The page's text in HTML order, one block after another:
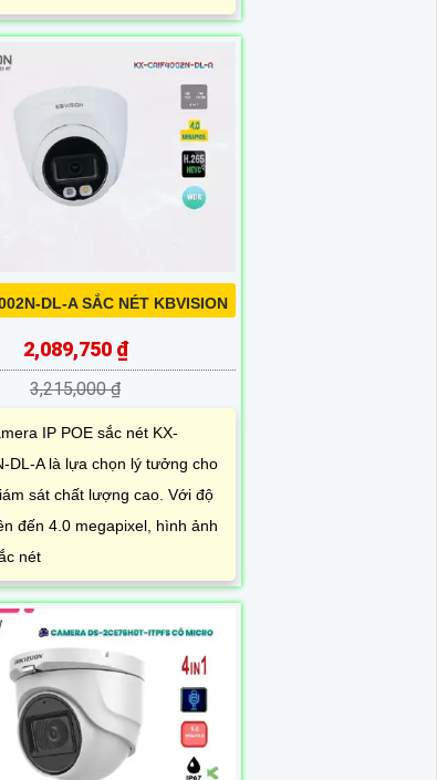
DL-A SẮC NÉT KBVISION
2,089,750 ₫
3,215,000 ₫
IP POE sắc nét KX-
DL-A là lựa chọn lý tưởng cho
sát chất lượng cao. Với độ
đến 4.0 megapixel, hình ảnh
nét